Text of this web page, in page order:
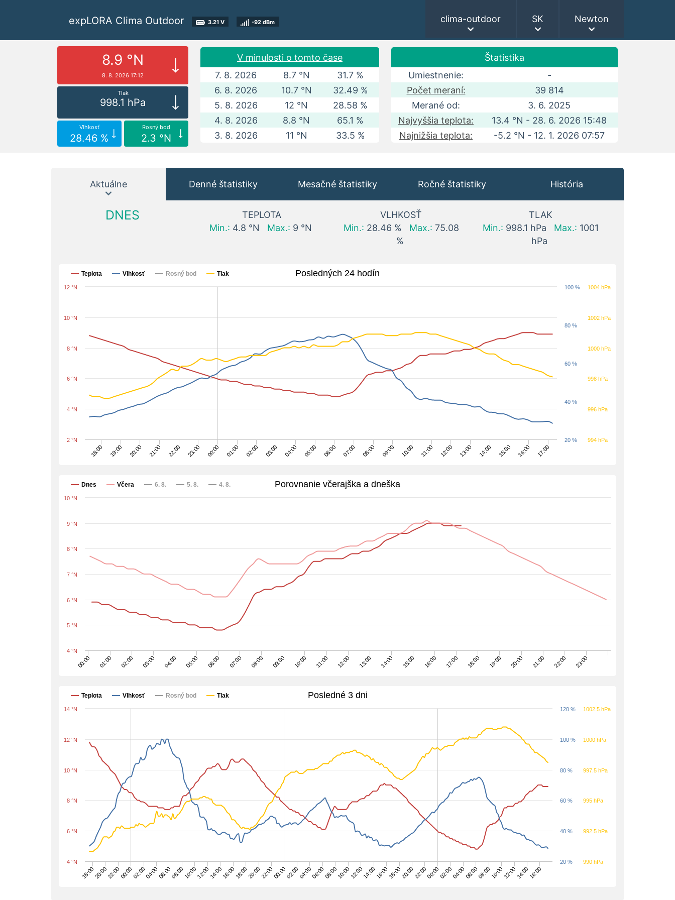
expLORA Clima Outdoor 3.21 V -92 dBm clima-outdoor SK Newton
8.9 °N
8. 8. 2026 17:12
Tlak
998.1 hPa
Vlhkosť
28.46 %
Rosný bod
2.3 °N
V minulosti o tomto čase
7. 8. 2026
8.7 °N
31.7 %
6. 8. 2026
10.7 °N
32.49 %
5. 8. 2026
12 °N
28.58 %
4. 8. 2026
8.8 °N
65.1 %
3. 8. 2026
11 °N 33.5 %
Štatistika
Umiestnenie:
-
Počet meraní:
39 814
Merané od:
3. 6. 2025
Najvyššia teplota:
13.4 °N - 28. 6. 2026 15:48
Najnižšia teplota:
-5.2 °N - 12. 1. 2026 07:57
Aktuálne Denné štatistiky Mesačné štatistiky Ročné štatistiky História
DNES
TEPLOTA
Min.: 4.8 °N Max.: 9 °N
VLHKOSŤ
Min.: 28.46 % Max.: 75.08
%
TLAK
Min.: 998.1 hPa Max.: 1001
hPa
Posledných 24 hodín
Teplota Vlhkosť Rosný bod Tlak
18:00 19:00 20:00 21:00 22:00 23:00 00:00 01:00 02:00 03:00 04:00 05:00 06:00 07:00 08:00 09:00 10:00 11:00 12:00 13:00 14:00 15:00 16:00 17:00
2 °N
4 °N
6 °N
8 °N
10 °N
12 °N
20 %
40 %
60 %
80 %
100 %
994 hPa
996 hPa
998 hPa
1000 hPa
1002 hPa
1004 hPa
Porovnanie včerajška a dneška
Dnes Včera 6. 8. 5. 8. 4. 8.
00:00 01:00 02:00 03:00 04:00 05:00 06:00 07:00 08:00 09:00 10:00 11:00 12:00 13:00 14:00 15:00 16:00 17:00 18:00 19:00 20:00 21:00 22:00 23:00
4 °N
5 °N
6 °N
7 °N
8 °N
9 °N
10 °N
Posledné 3 dni
Teplota Vlhkosť Rosný bod Tlak
18:0020:0022:0000:0002:0004:0006:0008:0010:0012:0014:0016:0018:0020:0022:0000:0002:0004:0006:0008:0010:0012:0014:0016:0018:0020:0022:0000:0002:0004:0006:0008:0010:0012:0014:0016:00
4 °N
6 °N
8 °N
10 °N
12 °N
14 °N
20 %
40 %
60 %
80 %
100 %
120 %
990 hPa
992.5 hPa
995 hPa
997.5 hPa
1000 hPa
1002.5 hPa